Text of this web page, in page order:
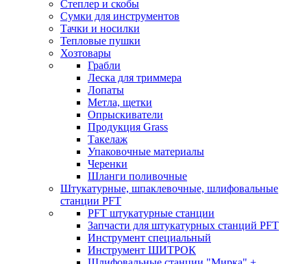
Степлер и скобы
Сумки для инструментов
Тачки и носилки
Тепловые пушки
Хозтовары
Грабли
Леска для триммера
Лопаты
Метла, щетки
Опрыскиватели
Продукция Grass
Такелаж
Упаковочные материалы
Черенки
Шланги поливочные
Штукатурные, шпаклевочные, шлифовальные
станции PFT
PFT штукатурные станции
Запчасти для штукатурных станций PFT
Инструмент специальный
Инструмент ШИТРОК